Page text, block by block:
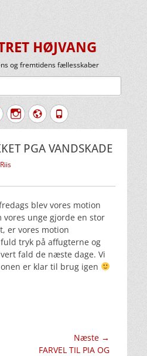
HØJVANG
og fremtidens fællesskaber
YouTubeInstagram
Website
Tlf.
PGA VANDSKADE
blev vores motion
vores unge gjorde en stor
er vores motion
tryk på affugterne og
fald de næste dage. Vi
er klar til brug igen
Næste →
NæsteFARVEL TIL PIA OG